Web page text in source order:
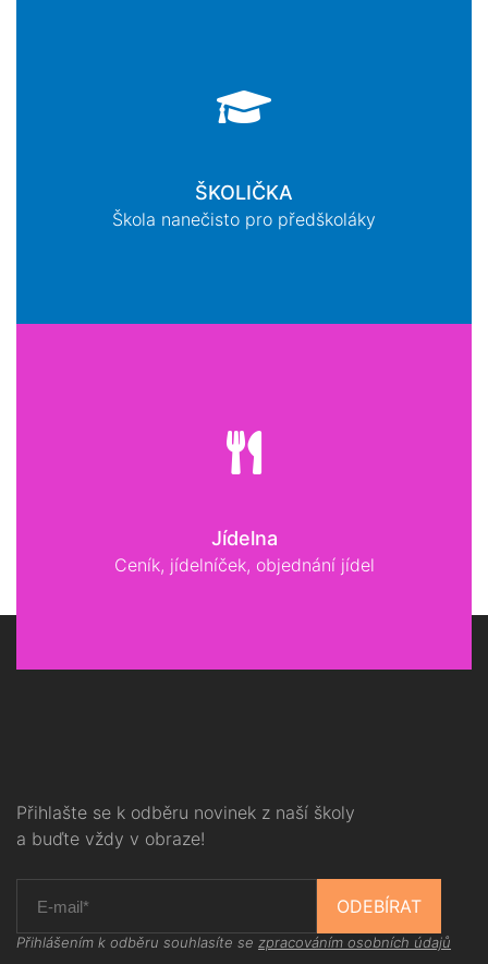
ŠKOLIČKA
Škola nanečisto pro předškoláky
Jídelna
Ceník, jídelníček, objednání jídel
Přihlašte se k odběru novinek z naší školy
a buďte vždy v obraze!
ODEBÍRAT
Přihlášením k odběru souhlasíte se zpracováním osobních údajů